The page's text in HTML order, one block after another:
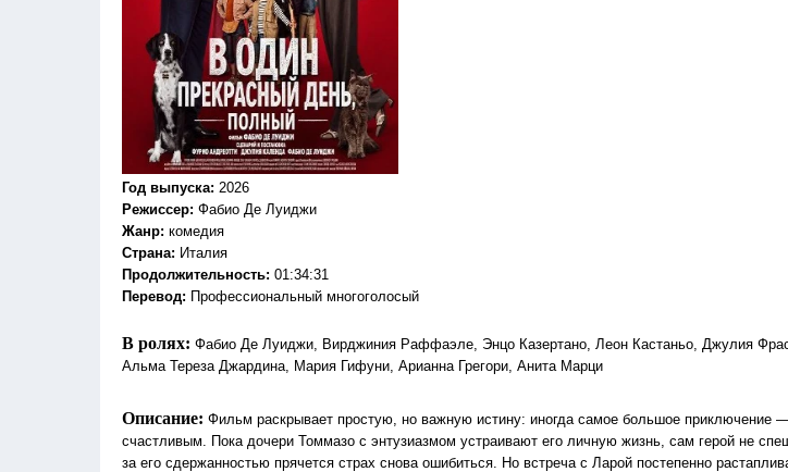
Год выпуска: 2026
Режиссер: Фабио Де Луиджи
Жанр: комедия
Страна: Италия
Продолжительность: 01:34:31
Перевод: Профессиональный многоголосый
В ролях: Фабио Де Луиджи, Вирджиния Раффаэле, Энцо Казертано, Леон Кастаньо, Джулия
Альма Тереза ​​Джардина, Мария Гифуни, Арианна Грегори, Анита Марци
Описание: Фильм раскрывает простую, но важную истину: иногда самое большое приключение
счастливым. Пока дочери Томмазо с энтузиазмом устраивают его личную жизнь, сам герой не
за его сдержанностью прячется страх снова ошибиться. Но встреча с Ларой постепенно